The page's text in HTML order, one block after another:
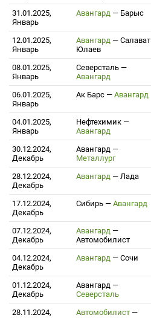
31.01.2025,
Январь
Авангард — Барыс
12.01.2025,
Январь
Авангард — Салават
Юлаев
08.01.2025,
Январь
Северсталь —
Авангард
06.01.2025,
Январь
Ак Барс — Авангард
04.01.2025,
Январь
Нефтехимик —
Авангард
30.12.2024,
Декабрь
Авангард —
Металлург
28.12.2024,
Декабрь
Авангард — Лада
17.12.2024,
Декабрь
Сибирь — Авангард
07.12.2024,
Декабрь
Авангард —
Автомобилист
04.12.2024,
Декабрь
Авангард — Сочи
01.12.2024,
Декабрь
Авангард —
Северсталь
28.11.2024,
Автомобилист —